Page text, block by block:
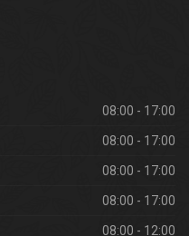
08:00 - 17:00
08:00 - 17:00
08:00 - 17:00
08:00 - 17:00
08:00 - 12:00